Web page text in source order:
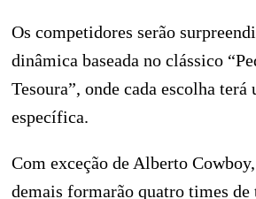
Os competidores serão
dinâmica baseada no clássico
Tesoura”, onde cada escolha terá
específica.
Com exceção de Alberto
demais formarão quatro times de